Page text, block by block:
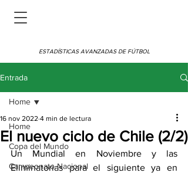
ESTADÍSTICAS AVANZADAS DE FÚTBOL
Entrada
Home
Copa del Mundo
Campeonato Nacional
Home
El nuevo ciclo de Chile (2/2)
16 nov 2022 4 min de lectura
Un Mundial en Noviembre y las
Eliminatorias para el siguiente ya en